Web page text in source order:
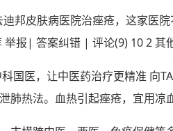
邦皮肤病医院治痤疮，这家医
报| 答案纠错 | 评论(9) 10 2 其
国医，让中医药治疗更精准 向
肺热法。血热引起痤疮，宜用凉